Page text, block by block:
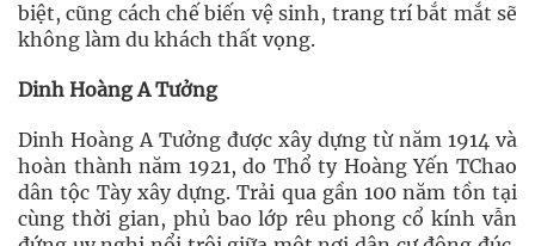
biệt, cũng cách chế biến vệ sinh, trang trí bắt mắt sẽ
không làm du khách thất vọng.
Dinh Hoàng A Tưởng
Dinh Hoàng A Tưởng được xây dựng từ năm 1914 và
hoàn thành năm 1921, do Thổ ty Hoàng Yến TChao
dân tộc Tày xây dựng. Trải qua gần 100 năm tồn tại
cùng thời gian, phủ bao lớp rêu phong cổ kính vẫn